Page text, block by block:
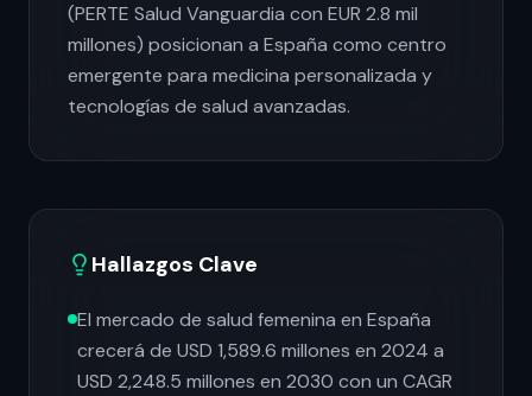
(PERTE Salud Vanguardia con EUR 2.8 mil
millones) posicionan a España como centro
emergente para medicina personalizada y
tecnologías de salud avanzadas.
Hallazgos Clave
El mercado de salud femenina en España
crecerá de USD 1,589.6 millones en 2024 a
USD 2,248.5 millones en 2030 con un CAGR